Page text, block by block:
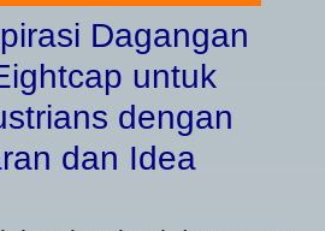
Dagangan
untuk
dengan
dan Idea